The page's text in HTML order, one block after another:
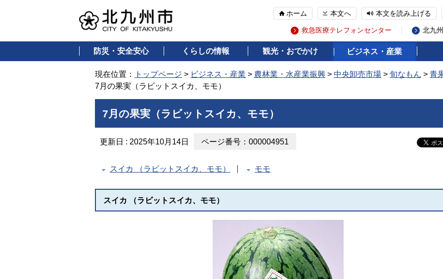
ホーム 本文へ 本文を読み上げる
救急医療テレフォンセンター 北九
防災・安全安心 くらしの情報 観光・おでかけ ビジネス・産業
現在位置： トップページ > ビジネス・産業 > 農林業・水産業振興 > 中央卸売市場 > 旬なもん > 青
7月の果実（ラビットスイカ、モモ）
7月の果実（ラビットスイカ、モモ）
更新日 : 2025年10月14日 ページ番号：000004951
スイカ （ラビットスイカ、モモ） モモ
スイカ （ラビットスイカ、モモ）